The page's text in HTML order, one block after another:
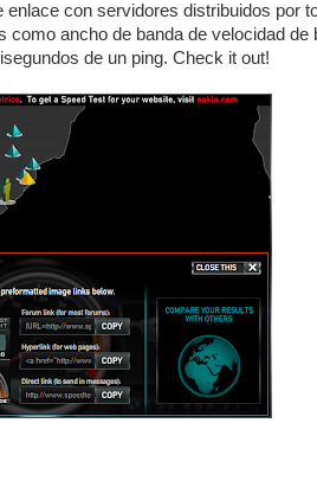
con servidores distribuidos por
como ancho de banda de velocidad de
de un ping. Check it out!